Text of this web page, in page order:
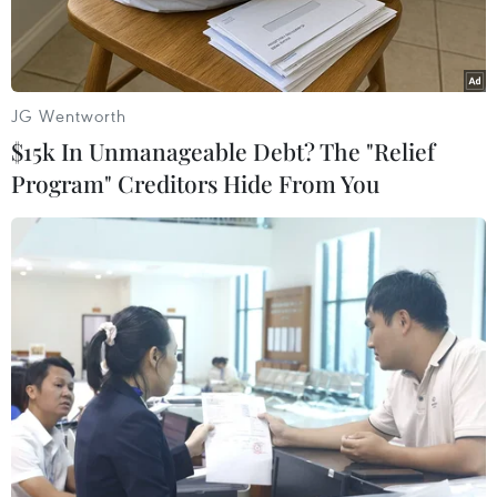
Tổng thống Nga Vladimir Putin. (Ảnh: AFP/TTXVN)
Theo hãng tin TASS, người dân Nga tiếp tục
dành sự tín nhiệm cao đối với Tổng thống
Vladimir Putin.
JG Wentworth
$15k In Unmanageable Debt? The "Relief
Program" Creditors Hide From You